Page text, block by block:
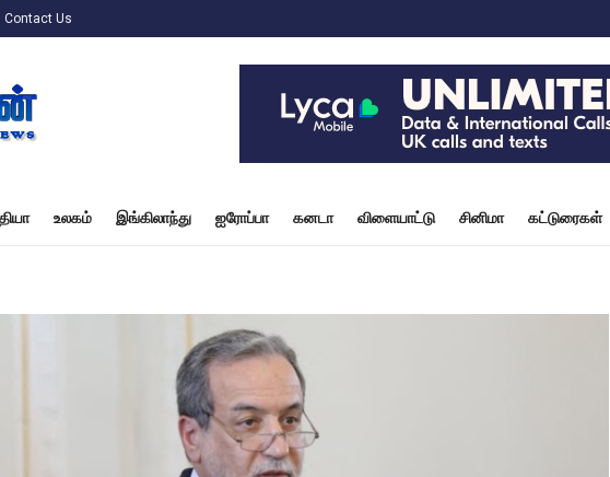
Contact Us
உலகம் இங்கிலாந்து ஐரோப்பா கனடா விளையாட்டு சினிமா கட்டுரைகள்